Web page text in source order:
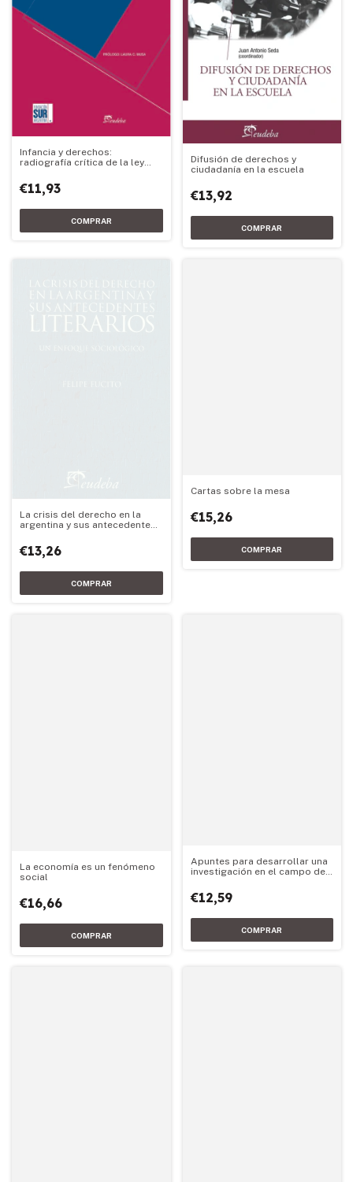
Infancia y derechos:
radiografía crítica de la ley
€11,93
Difusión de derechos y
ciudadanía en la escuela
€13,92
La crisis del derecho en la
argentina y sus antecedentes
€13,26
Cartas sobre la mesa
€15,26
La economía es un fenómeno
social
€16,66
Apuntes para desarrollar una
investigación en el campo de
organizaci
€12,59